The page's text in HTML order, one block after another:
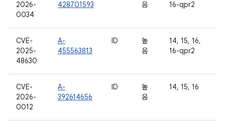
2026-
0034
428701593
음
16-qpr2
CVE-
2025-
48630
A-
455563813
ID
높
음
14, 15, 16,
16-qpr2
CVE-
2026-
0012
A-
392614656
ID
높
음
14, 15, 16